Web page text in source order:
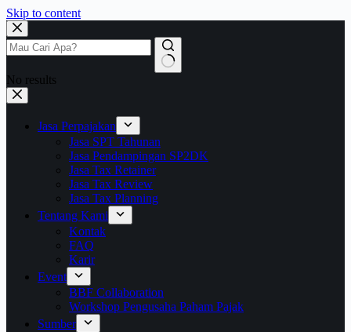
Skip to content
No results
Jasa Perpajakan
Jasa SPT Tahunan
Jasa Pendampingan SP2DK
Jasa Tax Retainer
Jasa Tax Review
Jasa Tax Planning
Tentang Kami
Kontak
FAQ
Karir
Event
BBF Collaboration
Workshop Pengusaha Paham Pajak
Sumber